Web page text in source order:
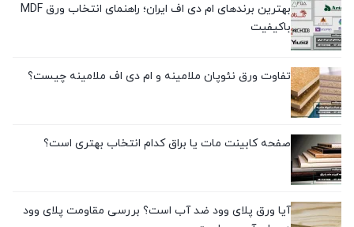
بهترین برندهای ام دی اف ایران؛ راهنمای انتخاب ورق MDF
باکیفیت
تفاوت ورق نئوپان ملامینه و ام دی اف ملامینه چیست؟
صفحه کابینت مات یا براق کدام انتخاب بهتری است؟
آیا ورق پلای وود ضد آب است؟ بررسی مقاومت پلای وود